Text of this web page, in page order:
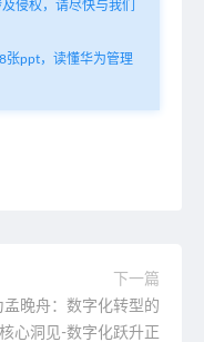
侵权，请尽快与我们
张ppt，读懂华为管理
下一篇
孟晚舟：数字化转型的
心洞见-数字化跃升正